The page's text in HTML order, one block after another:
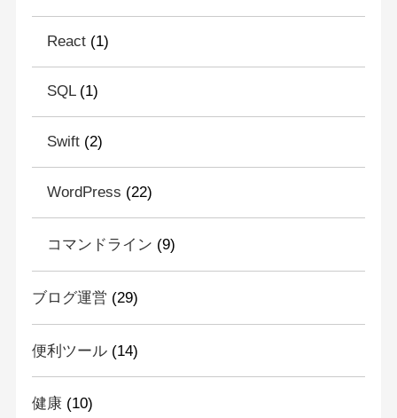
React(1)
SQL(1)
Swift(2)
WordPress (22)
コマンドライン (9)
ブログ運営 (29)
便利ツール(14)
健康(10)